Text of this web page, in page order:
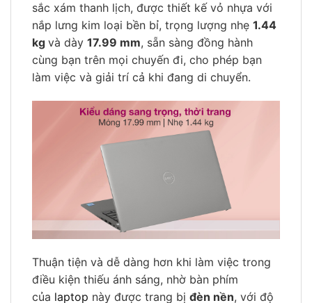
sắc xám thanh lịch, được thiết kế vỏ nhựa với
nắp lưng kim loại bền bỉ, trọng lượng nhẹ 1.44
kg và dày 17.99 mm, sẵn sàng đồng hành
cùng bạn trên mọi chuyến đi, cho phép bạn
làm việc và giải trí cả khi đang di chuyển.
Thuận tiện và dễ dàng hơn khi làm việc trong
điều kiện thiếu ánh sáng, nhờ bàn phím
của laptop này được trang bị đèn nền, với độ